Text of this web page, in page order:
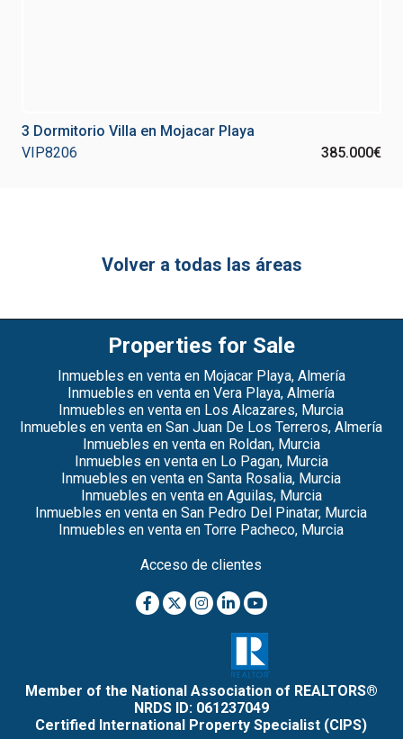
3 Dormitorio Villa en Mojacar Playa
VIP8206
385.000€
Volver a todas las áreas
Properties for Sale
Inmuebles en venta en Mojacar Playa, Almería
Inmuebles en venta en Vera Playa, Almería
Inmuebles en venta en Los Alcazares, Murcia
Inmuebles en venta en San Juan De Los Terreros, Almería
Inmuebles en venta en Roldan, Murcia
Inmuebles en venta en Lo Pagan, Murcia
Inmuebles en venta en Santa Rosalia, Murcia
Inmuebles en venta en Aguilas, Murcia
Inmuebles en venta en San Pedro Del Pinatar, Murcia
Inmuebles en venta en Torre Pacheco, Murcia
Acceso de clientes
Member of the National Association of REALTORS®
NRDS ID: 061237049
Certified International Property Specialist (CIPS)